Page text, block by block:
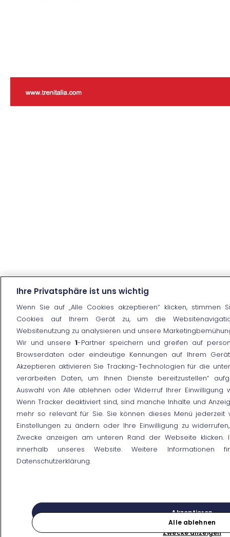
Ihre Privatsphäre ist uns wichtig
Wenn Sie auf „Alle Cookies akzeptieren“ klicken, stimmen
Cookies auf Ihrem Gerät zu, um die
Websitenutzung zu analysieren und unsere
Wir und unsere1-Partner speichern und greifen auf
Browserdaten oder eindeutige Kennungen auf Ihrem
Akzeptieren aktivieren Sie Tracking-Technologien für die
verarbeiten Daten, um Ihnen Dienste bereitzustellen“
Auswahl von Alle ablehnen oder Widerruf Ihrer Einwilligung
Wenn Tracker deaktiviert sind, sind manche Inhalte und
mehr so relevant für Sie. Sie können dieses Menü jederzeit
Einstellungen zu ändern oder Ihre Einwilligung zu
Zwecke anzeigen am unteren Rand der Webseite klicken.
innerhalb unseres Website. Weitere Informationen
Datenschutzerklärung.
Akzeptieren
Alle ablehnen
Zwecke anzeigen